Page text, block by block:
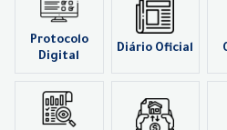
Protocolo
Digital
Diário Oficial